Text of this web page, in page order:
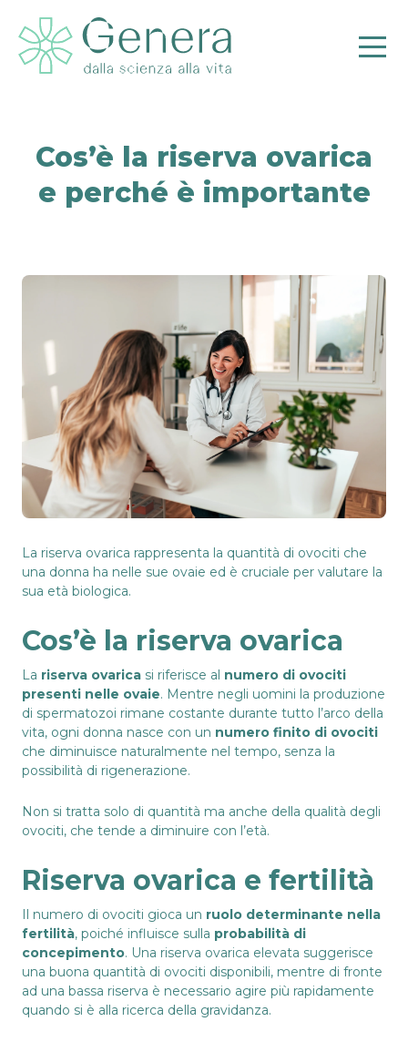
Cos’è la riserva ovarica
e perché è importante
La riserva ovarica rappresenta la quantità di ovociti che
una donna ha nelle sue ovaie ed è cruciale per valutare la
sua età biologica.
Cos’è la riserva ovarica
La riserva ovarica si riferisce al numero di ovociti
presenti nelle ovaie. Mentre negli uomini la produzione
di spermatozoi rimane costante durante tutto l’arco della
vita, ogni donna nasce con un numero finito di ovociti
che diminuisce naturalmente nel tempo, senza la
possibilità di rigenerazione.
Non si tratta solo di quantità ma anche della qualità degli
ovociti, che tende a diminuire con l’età.
Riserva ovarica e fertilità
Il numero di ovociti gioca un ruolo determinante nella
fertilità, poiché influisce sulla probabilità di
concepimento. Una riserva ovarica elevata suggerisce
una buona quantità di ovociti disponibili, mentre di fronte
ad una bassa riserva è necessario agire più rapidamente
quando si è alla ricerca della gravidanza.